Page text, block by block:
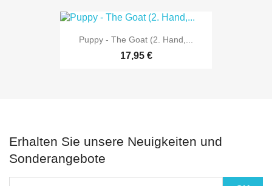
Puppy - The Goat (2. Hand,...
17,95 €
Erhalten Sie unsere Neuigkeiten und
Sonderangebote